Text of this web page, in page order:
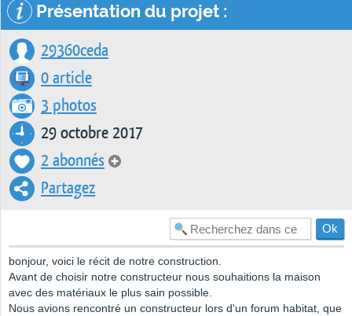
Présentation du projet :
29360ceda
0 article
3 photos
29 octobre 2017
2 abonnés
Partagez
bonjour, voici le récit de notre construction.
Avant de choisir notre constructeur nous souhaitions la maison
avec des matériaux le plus sain possible.
Nous avions rencontré un constructeur lors d'un forum habitat, que